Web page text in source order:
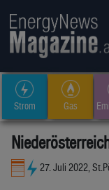
Strom Gas
27. Juli 2022,